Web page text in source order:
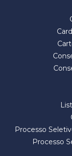
Processo
Processo